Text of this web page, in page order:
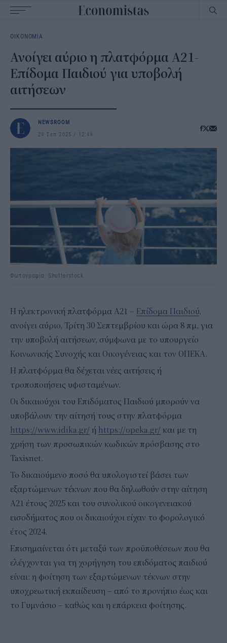
navigation
ΟΙΚΟΝΟΜΙΑ
Ανοίγει αύριο η πλατφόρμα Α21-
Επίδομα Παιδιού για υποβολή
αιτήσεων
NEWSROOM
29 Σεπ 2025
12:46
Φωτογραφία: Shutterstock
Η ηλεκτρονική πλατφόρμα Α21 – Επίδομα Παιδιού,
ανοίγει αύριο, Τρίτη 30 Σεπτεμβρίου και ώρα 8 πμ, για
την υποβολή αιτήσεων, σύμφωνα με το υπουργείο
Κοινωνικής Συνοχής και Οικογένειας και τον ΟΠΕΚΑ.
Η πλατφόρμα θα δέχεται νέες αιτήσεις ή
τροποποιήσεις υφισταμένων.
Οι δικαιούχοι του Επιδόματος Παιδιού μπορούν να
υποβάλουν την αίτησή τους στην πλατφόρμα
https://www.idika.gr/ ή https://opeka.gr/ και με τη
χρήση των προσωπικών κωδικών πρόσβασης στο
Taxisnet.
Το δικαιούμενο ποσό θα υπολογιστεί βάσει των
εξαρτώμενων τέκνων που θα δηλωθούν στην αίτηση
Α21 έτους 2025 και του συνολικού οικογενειακού
εισοδήματος που οι δικαιούχοι είχαν το φορολογικό
έτος 2024.
Επισημαίνεται ότι μεταξύ των προϋποθέσεων που θα
ελέγχονται για τη χορήγηση του επιδόματος παιδιού
είναι: η φοίτηση των εξαρτώμενων τέκνων στην
υποχρεωτική εκπαίδευση – από το προνήπιο έως και
το Γυμνάσιο – καθώς και η επάρκεια φοίτησης.